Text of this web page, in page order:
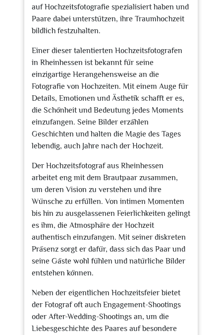
auf Hochzeitsfotografie spezialisiert haben und
Paare dabei unterstützen, ihre Traumhochzeit
bildlich festzuhalten.
Einer dieser talentierten Hochzeitsfotografen
in Rheinhessen ist bekannt für seine
einzigartige Herangehensweise an die
Fotografie von Hochzeiten. Mit einem Auge für
Details, Emotionen und Ästhetik schafft er es,
die Schönheit und Bedeutung jedes Moments
einzufangen. Seine Bilder erzählen
Geschichten und halten die Magie des Tages
lebendig, auch Jahre nach der Hochzeit.
Der Hochzeitsfotograf aus Rheinhessen
arbeitet eng mit dem Brautpaar zusammen,
um deren Vision zu verstehen und ihre
Wünsche zu erfüllen. Von intimen Momenten
bis hin zu ausgelassenen Feierlichkeiten gelingt
es ihm, die Atmosphäre der Hochzeit
authentisch einzufangen. Mit seiner diskreten
Präsenz sorgt er dafür, dass sich das Paar und
seine Gäste wohl fühlen und natürliche Bilder
entstehen können.
Neben der eigentlichen Hochzeitsfeier bietet
der Fotograf oft auch Engagement-Shootings
oder After-Wedding-Shootings an, um die
Liebesgeschichte des Paares auf besondere